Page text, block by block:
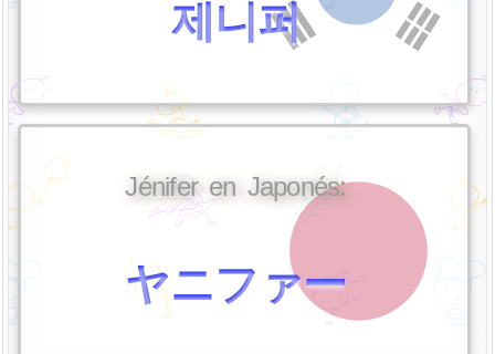
제니퍼
Jénifer en Japonés:
ヤニファー